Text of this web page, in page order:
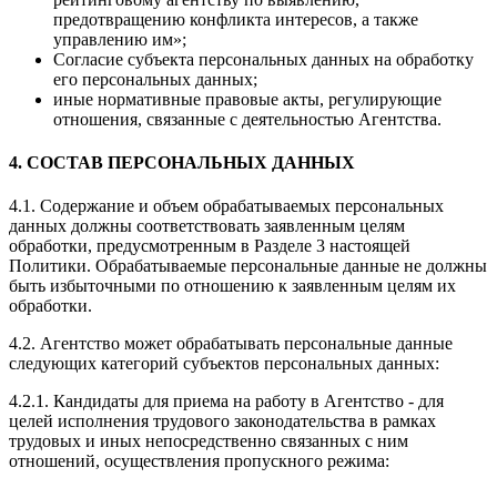
предотвращению конфликта интересов, а также
управлению им»;
Согласие субъекта персональных данных на обработку
его персональных данных;
иные нормативные правовые акты, регулирующие
отношения, связанные с деятельностью Агентства.
4. СОСТАВ ПЕРСОНАЛЬНЫХ ДАННЫХ
4.1. Содержание и объем обрабатываемых персональных
данных должны соответствовать заявленным целям
обработки, предусмотренным в Разделе 3 настоящей
Политики. Обрабатываемые персональные данные не должны
быть избыточными по отношению к заявленным целям их
обработки.
4.2. Агентство может обрабатывать персональные данные
следующих категорий субъектов персональных данных:
4.2.1. Кандидаты для приема на работу в Агентство - для
целей исполнения трудового законодательства в рамках
трудовых и иных непосредственно связанных с ним
отношений, осуществления пропускного режима: